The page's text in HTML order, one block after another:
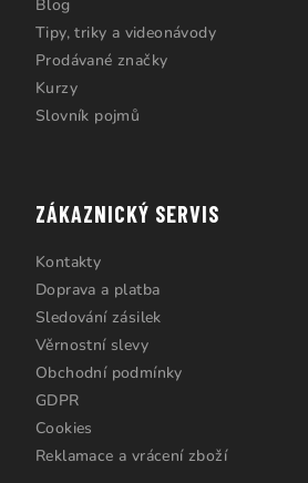
Blog
Tipy, triky a videonávody
Prodávané značky
Kurzy
Slovník pojmů
ZÁKAZNICKÝ SERVIS
Kontakty
Doprava a platba
Sledování zásilek
Věrnostní slevy
Obchodní podmínky
GDPR
Cookies
Reklamace a vrácení zboží